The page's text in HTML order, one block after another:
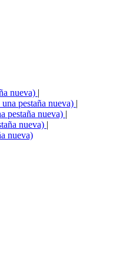
nueva) |
una pestaña nueva) |
pestaña nueva) |
nueva) |
nueva)